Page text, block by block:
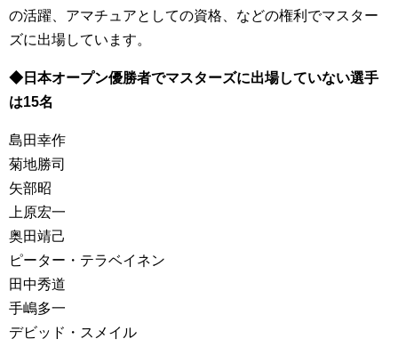
の活躍、アマチュアとしての資格、などの権利でマスター
ズに出場しています。
◆日本オープン優勝者でマスターズに出場していない選手
は15名
島田幸作
菊地勝司
矢部昭
上原宏一
奥田靖己
ピーター・テラベイネン
田中秀道
手嶋多一
デビッド・スメイル